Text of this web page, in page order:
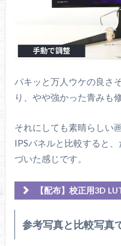
パキッと万人ウケの良さ
り、やや強かった青みも
それにしても素晴らしい
IPSパネルと比較すると
づいた感じです。
【配布】校正用3D
参考写真と比較写真